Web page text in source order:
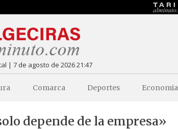
| 7 de agosto de 2026 21:47
Comarca Deportes Economia
depende de la empresa»